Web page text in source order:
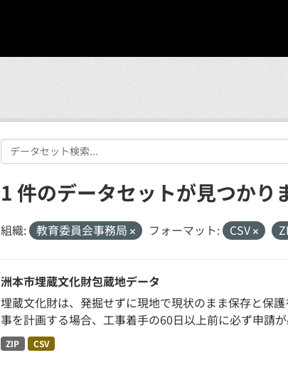
1 件のデータセットが見つかり
組織: 教育委員会事務局 フォーマット: CSV
洲本市埋蔵文化財包蔵地データ
埋蔵文化財は、発掘せずに現地で現状のまま保存と保
事を計画する場合、工事着手の60日以上前に必ず申請が
ZIP CSV